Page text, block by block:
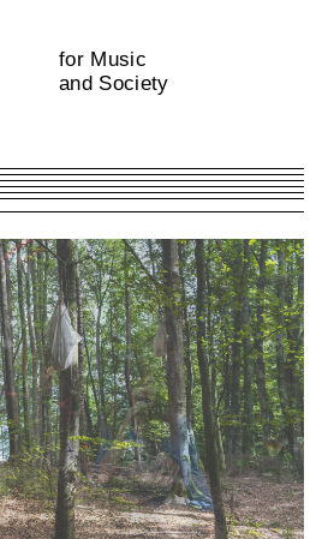
for Music
and Society